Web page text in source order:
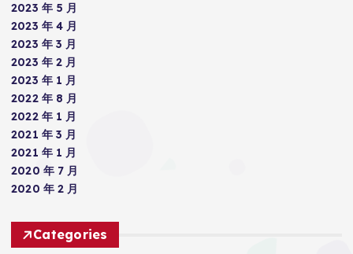
2023 年 5 月
2023 年 4 月
2023 年 3 月
2023 年 2 月
2023 年 1 月
2022 年 8 月
2022 年 1 月
2021 年 3 月
2021 年 1 月
2020 年 7 月
2020 年 2 月
Categories